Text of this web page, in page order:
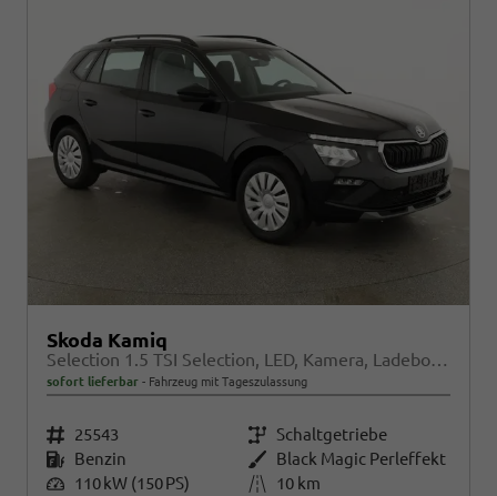
Skoda Kamiq
Selection 1.5 TSI Selection, LED, Kamera, Ladeboden, Winter
sofort lieferbar Fahrzeug mit Tageszulassung
Fahrzeugnr. 25543 Getriebe Schaltgetriebe
Kraftstoff Benzin Außenfarbe Black Magic Perleffekt
Leistung 110 kW (150 PS) Kilometerstand
10 km